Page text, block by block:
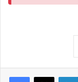
Facebook
X